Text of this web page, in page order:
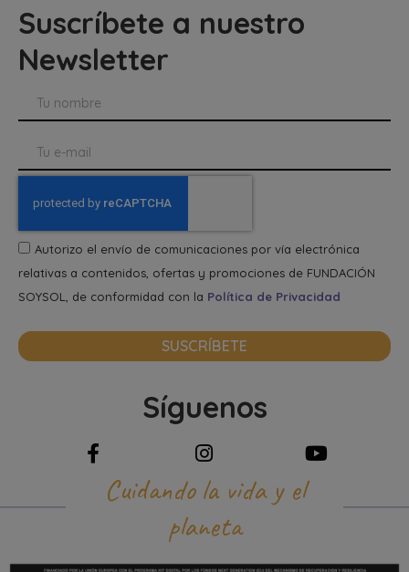
Suscríbete a nuestro
Newsletter
Autorizo el envío de comunicaciones por vía electrónica
relativas a contenidos, ofertas y promociones de FUNDACIÓN
SOYSOL, de conformidad con la Política de Privacidad
SUSCRÍBETE
Síguenos
Cuidando la vida y el
planeta